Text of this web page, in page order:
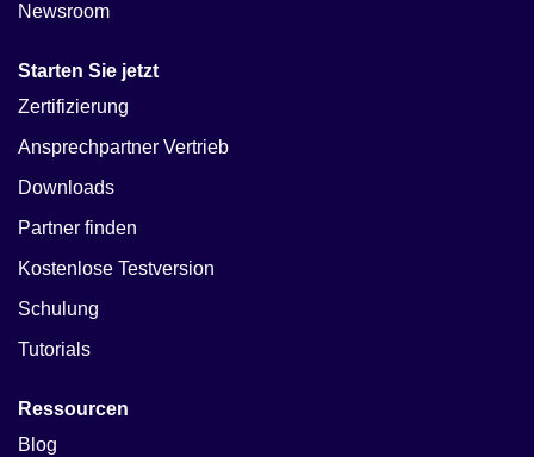
Newsroom
Starten Sie jetzt
Zertifizierung
Ansprechpartner Vertrieb
Downloads
Partner finden
Kostenlose Testversion
Schulung
Tutorials
Ressourcen
Blog